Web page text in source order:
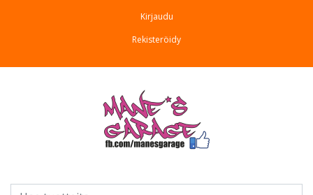
Kirjaudu
Rekisteröidy